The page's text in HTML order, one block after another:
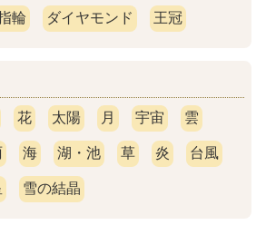
輪 ダイヤモンド 王冠
花 太陽 月 宇宙 雲
海 湖・池 草 炎 台風
雪の結晶